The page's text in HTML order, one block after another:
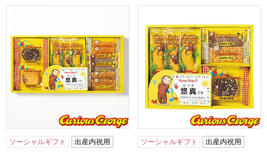
ソーシャルギフト 出産内祝用 ソーシャルギフト 出産内祝用